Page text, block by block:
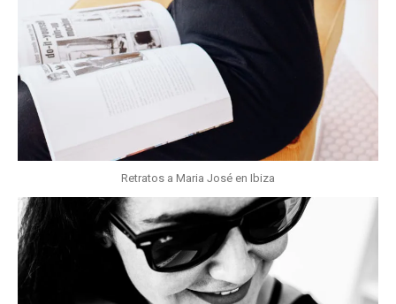
Retratos a Maria José en Ibiza